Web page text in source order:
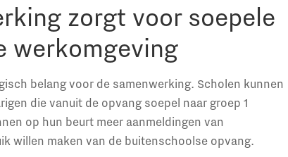
zorgt voor soepele
werkomgeving
belang voor de samen­werking. Scholen kunnen
die vanuit de opvang soepel naar groep 1
op hun beurt meer aanmeldingen van
willen maken van de buitenschoolse opvang.